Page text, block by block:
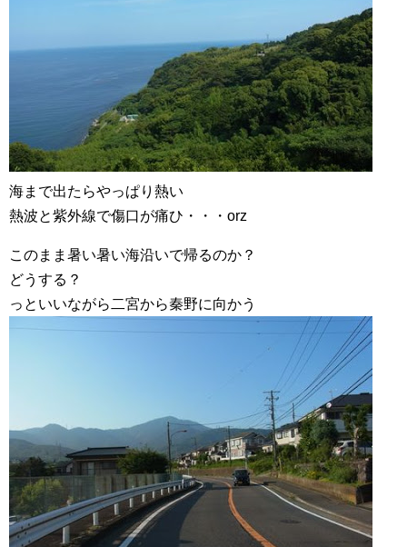
海まで出たらやっぱり熱い
熱波と紫外線で傷口が痛ひ・・・orz
このまま暑い暑い海沿いで帰るのか？
どうする？
っといいながら二宮から秦野に向かう